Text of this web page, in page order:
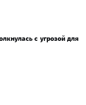
с угрозой для